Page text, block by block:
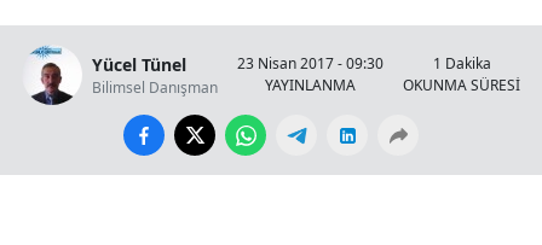
Yücel Tünel
Bilimsel Danışman
23 Nisan 2017 - 09:30
YAYINLANMA
1 Dakika
OKUNMA SÜRESİ